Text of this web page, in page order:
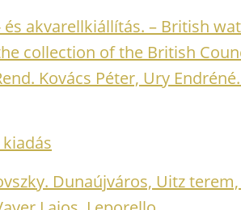
és akvarellkiállítás. – British
collection of the British
Kovács Péter, Ury
Dunaújváros, Uitz